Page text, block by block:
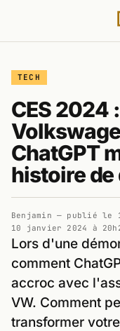
TECH
CES 2024
ChatGPT
histoire
Benjamin — publié le
10 janvier 2024 à
Lors d'une
comment
accroc avec
VW. Comment
transformer